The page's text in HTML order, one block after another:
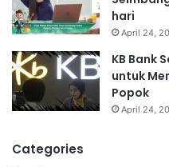
hari
April 24,
KB Bank
untuk
Popok
April 24,
Categories